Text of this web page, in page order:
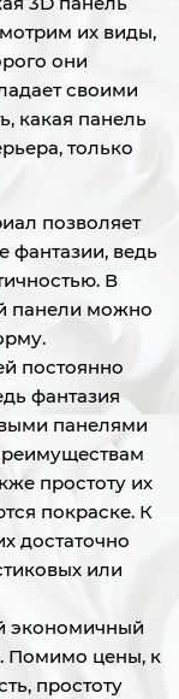
их виды,
они
своими
какая панель
только
позволяет
фантазии, ведь
В
панели можно
постоянно
фантазия
панелями
простоту их
покраске. К
достаточно
или
экономичный
Помимо цены, к
простоту